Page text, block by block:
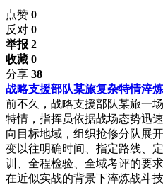
点赞 0
反对 0
举报 2
收藏 0
分享 38
战略支援部队某旅复杂特情淬
前不久，战略支援部队某旅一
特情，指挥员依据战场态势迅
向目标地域，组织抢修分队展
变以往明确时间、指定路线、
训、全程检验、全域考评的要
在近似实战的背景下淬炼战斗技